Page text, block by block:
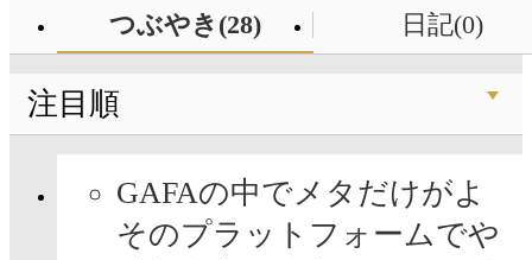
つぶやき(28) 日記(0)
注目順
GAFAの中でメタだけがよ
そのプラットフォームでや